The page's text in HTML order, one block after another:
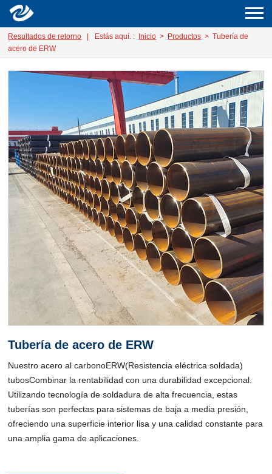
Resultados de retorno Estás aquí. : Inicio > Productos > Tubería de
acero de ERW
Tubería de acero de ERW
Nuestro acero al carbonoERW(Resistencia eléctrica soldada)
tubosCombinar la rentabilidad con una durabilidad excepcional.
Utilizando tecnología de soldadura de alta frecuencia, estas
tuberías son perfectas para sistemas de baja a media presión,
ofreciendo una superficie interior lisa y una calidad constante para
una amplia gama de aplicaciones.